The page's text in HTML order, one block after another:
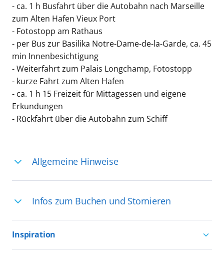
- ca. 1 h Busfahrt über die Autobahn nach Marseille
zum Alten Hafen Vieux Port
- Fotostopp am Rathaus
- per Bus zur Basilika Notre-Dame-de-la-Garde, ca. 45
min Innenbesichtigung
- Weiterfahrt zum Palais Longchamp, Fotostopp
- kurze Fahrt zum Alten Hafen
- ca. 1 h 15 Freizeit für Mittagessen und eigene
Erkundungen
- Rückfahrt über die Autobahn zum Schiff
Allgemeine Hinweise
Deutschsprachige Reiseleiter:innen sind
in vielen Regionen verfügbar, aber in
einigen Ländern selten, sodass dort
englischsprachige Expert:innen die
Infos zum Buchen und Stornieren
Inspiration